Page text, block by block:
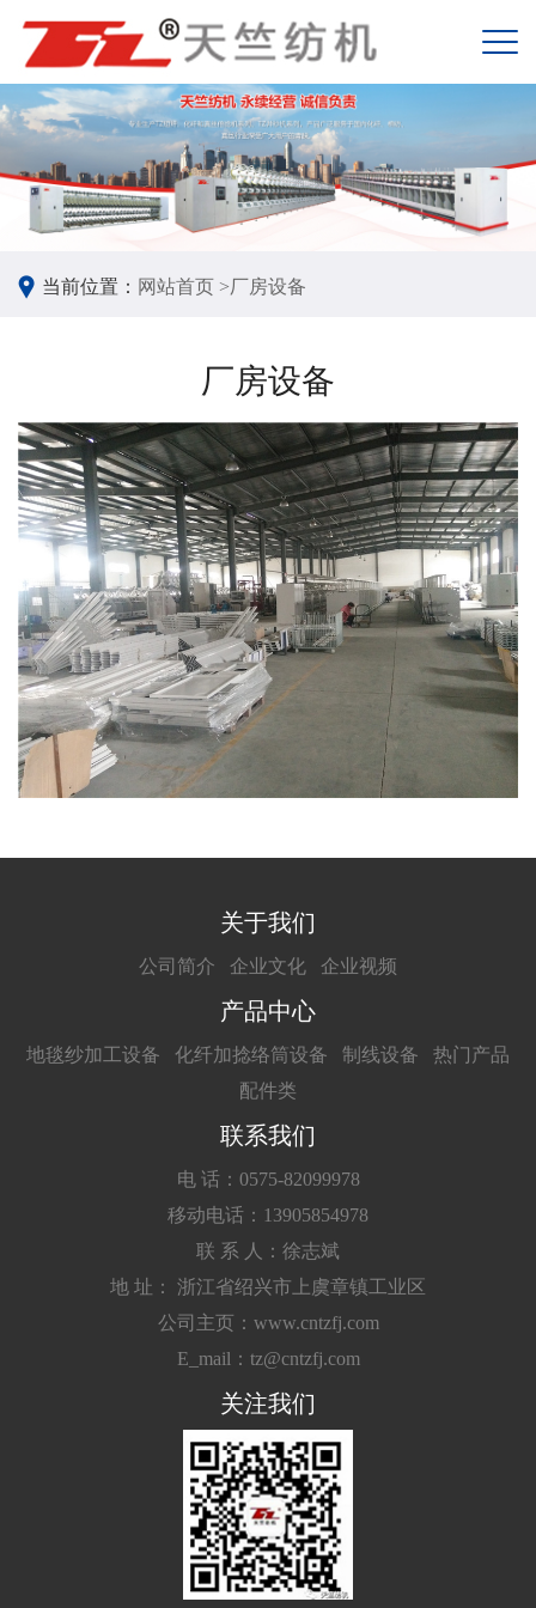
当前位置： 网站首页 >厂房设备
厂房设备
关于我们
公司简介 企业文化 企业视频
产品中心
地毯纱加工设备 化纤加捻络筒设备 制线设备
热门产品
配件类
联系我们
电 话：0575-82099978
移动电话：13905854978
联 系 人：徐志斌
地 址： 浙江省绍兴市上虞章镇工业区
公司主页：www.cntzfj.com
E_mail：tz@cntzfj.com
关注我们